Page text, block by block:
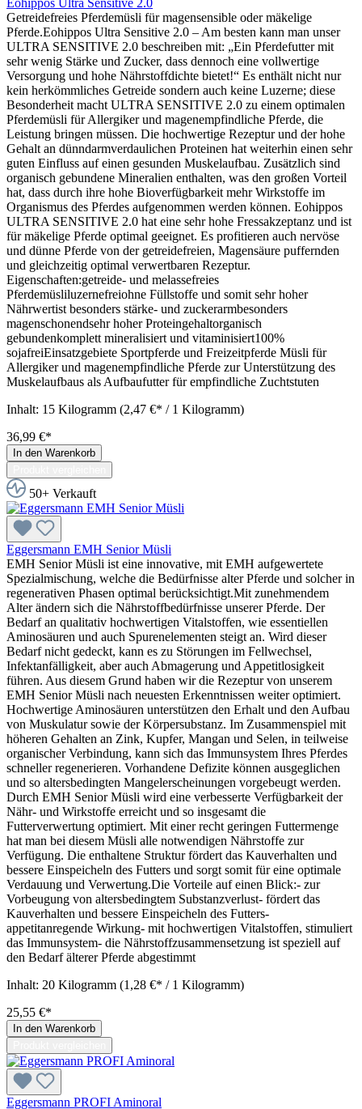
Eohippos Ultra Sensitive 2.0
Getreidefreies Pferdemüsli für magensensible oder mäkelige
Pferde.Eohippos Ultra Sensitive 2.0 – Am besten kann man unser
ULTRA SENSITIVE 2.0 beschreiben mit: „Ein Pferdefutter mit
sehr wenig Stärke und Zucker, dass dennoch eine vollwertige
Versorgung und hohe Nährstoffdichte bietet!“ Es enthält nicht nur
kein herkömmliches Getreide sondern auch keine Luzerne; diese
Besonderheit macht ULTRA SENSITIVE 2.0 zu einem optimalen
Pferdemüsli für Allergiker und magenempfindliche Pferde, die
Leistung bringen müssen. Die hochwertige Rezeptur und der hohe
Gehalt an dünndarmverdaulichen Proteinen hat weiterhin einen sehr
guten Einfluss auf einen gesunden Muskelaufbau. Zusätzlich sind
organisch gebundene Mineralien enthalten, was den großen Vorteil
hat, dass durch ihre hohe Bioverfügbarkeit mehr Wirkstoffe im
Organismus des Pferdes aufgenommen werden können. Eohippos
ULTRA SENSITIVE 2.0 hat eine sehr hohe Fressakzeptanz und ist
für mäkelige Pferde optimal geeignet. Es profitieren auch nervöse
und dünne Pferde von der getreidefreien, Magensäure puffernden
und gleichzeitig optimal verwertbaren Rezeptur.
Eigenschaften:getreide- und melassefreies
Pferdemüsliluzernefreiohne Füllstoffe und somit sehr hoher
Nährwertist besonders stärke- und zuckerarmbesonders
magenschonendsehr hoher Proteingehaltorganisch
gebundenkomplett mineralisiert und vitaminisiert100%
sojafreiEinsatzgebiete Sportpferde und Freizeitpferde Müsli für
Allergiker und magenempfindliche Pferde zur Unterstützung des
Muskelaufbaus als Aufbaufutter für empfindliche Zuchtstuten
Inhalt: 15 Kilogramm (2,47 €* / 1 Kilogramm)
36,99 €*
In den Warenkorb
50+ Verkauft
Eggersmann EMH Senior Müsli
EMH Senior Müsli ist eine innovative, mit EMH aufgewertete
Spezialmischung, welche die Bedürfnisse alter Pferde und solcher in
regenerativen Phasen optimal berücksichtigt.Mit zunehmendem
Alter ändern sich die Nährstoffbedürfnisse unserer Pferde. Der
Bedarf an qualitativ hochwertigen Vitalstoffen, wie essentiellen
Aminosäuren und auch Spurenelementen steigt an. Wird dieser
Bedarf nicht gedeckt, kann es zu Störungen im Fellwechsel,
Infektanfälligkeit, aber auch Abmagerung und Appetitlosigkeit
führen. Aus diesem Grund haben wir die Rezeptur von unserem
EMH Senior Müsli nach neuesten Erkenntnissen weiter optimiert.
Hochwertige Aminosäuren unterstützen den Erhalt und den Aufbau
von Muskulatur sowie der Körpersubstanz. Im Zusammenspiel mit
höheren Gehalten an Zink, Kupfer, Mangan und Selen, in teilweise
organischer Verbindung, kann sich das Immunsystem Ihres Pferdes
schneller regenerieren. Vorhandene Defizite können ausgeglichen
und so altersbedingten Mangelerscheinungen vorgebeugt werden.
Durch EMH Senior Müsli wird eine verbesserte Verfügbarkeit der
Nähr- und Wirkstoffe erreicht und so insgesamt die
Futterverwertung optimiert. Mit einer recht geringen Futtermenge
hat man bei diesem Müsli alle notwendigen Nährstoffe zur
Verfügung. Die enthaltene Struktur fördert das Kauverhalten und
bessere Einspeicheln des Futters und sorgt somit für eine optimale
Verdauung und Verwertung.Die Vorteile auf einen Blick:- zur
Vorbeugung von altersbedingtem Substanzverlust- fördert das
Kauverhalten und bessere Einspeicheln des Futters-
appetitanregende Wirkung- mit hochwertigen Vitalstoffen, stimuliert
das Immunsystem- die Nährstoffzusammensetzung ist speziell auf
den Bedarf älterer Pferde abgestimmt
Inhalt: 20 Kilogramm (1,28 €* / 1 Kilogramm)
25,55 €*
In den Warenkorb
Eggersmann PROFI Aminoral